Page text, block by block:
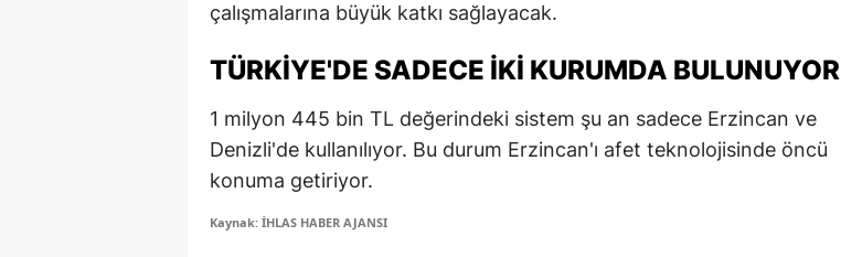
Hakkari
Hatay
Isparta
Mersin
çalışmalarına büyük katkı sağlayacak.
TÜRKIYE'DE SADECE IKI KURUMDA BULUNUYOR
1 milyon 445 bin TL değerindeki sistem şu an sadece Erzincan ve
Denizli'de kullanılıyor. Bu durum Erzincan'ı afet teknolojisinde öncü
konuma getiriyor.
Kaynak: İHLAS HABER AJANSI